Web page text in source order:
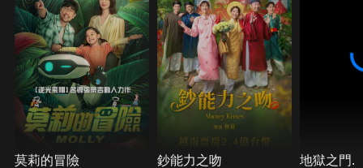
莫莉的冒險 鈔能力之吻 地獄之門.